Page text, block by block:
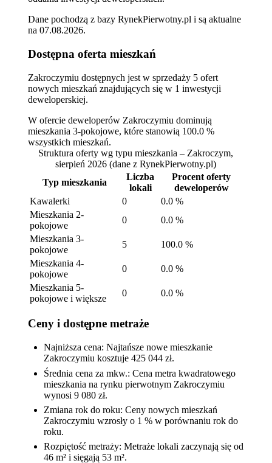
Dane pochodzą z bazy RynekPierwotny.pl i są aktualne
na07.08.2026.
Dostępna oferta mieszkań
Zakroczymiu dostępnych jest w sprzedaży 5 ofert
nowych mieszkań znajdujących się w 1 inwestycji
deweloperskiej.
W ofercie deweloperów Zakroczymiu dominują
mieszkania 3-pokojowe, które stanowią 100.0 %
wszystkich mieszkań.
Struktura oferty wg typu mieszkania – Zakroczym,
sierpień 2026 (dane z RynekPierwotny.pl)
Typ mieszkania
Liczba
lokali
Procent oferty
deweloperów
Kawalerki
0
0.0 %
Mieszkania 2-
pokojowe
0
0.0 %
Mieszkania 3-
pokojowe
5
100.0 %
Mieszkania 4-
pokojowe
0
0.0 %
Mieszkania 5-
pokojowe i większe
0 0.0 %
Ceny i dostępne metraże
Najniższa cena: Najtańsze nowe mieszkanie
Zakroczymiu kosztuje 425 044 zł.
Średnia cena za mkw.: Cena metra kwadratowego
mieszkania na rynku pierwotnym Zakroczymiu
wynosi 9 080 zł.
Zmiana rok do roku: Ceny nowych mieszkań
Zakroczymiu wzrosły o 1 % w porównaniu rok do
roku.
Rozpiętość metraży: Metraże lokali zaczynają się od
46 m² i sięgają 53 m².